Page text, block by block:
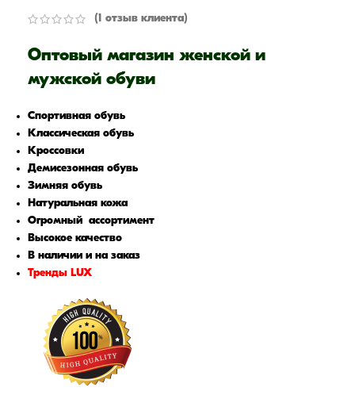
(1 отзыв клиента)
Оптовый магазин женской и
мужской обуви
Спортивная обувь
Классическая обувь
Кроссовки
Демисезонная обувь
Зимняя обувь
Натуральная кожа
Огромный ассортимент
Высокое качество
В наличии и на заказ
Тренды LUX